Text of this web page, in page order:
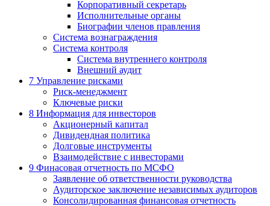
Корпоративный секретарь
Исполнительные органы
Биографии членов правления
Система вознаграждения
Система контроля
Система внутреннего контроля
Внешний аудит
7 Управление рисками
Риск-менеджмент
Ключевые риски
8 Информация для инвесторов
Акционерный капитал
Дивидендная политика
Долговые инструменты
Взаимодействие с инвеcторами
9 Финасовая отчетность по МСФО
Заявление об ответственности руководства
Аудиторское заключение независимых аудиторов
Консолидированная финансовая отчетность